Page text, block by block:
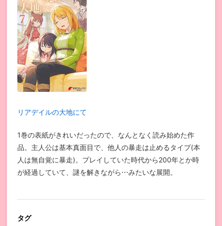
リアデイルの大地にて
1巻の表紙がきれいだったので、なんとなく読み始めた作
品。主人公は基本真面目で、他人の暴走は止めるタイプ(本
人は無自覚に暴走)。プレイしていた時代から200年とか時
が経過していて、謎を解きながら⋯みたいな展開。
タグ